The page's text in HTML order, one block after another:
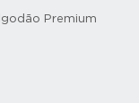
Premium